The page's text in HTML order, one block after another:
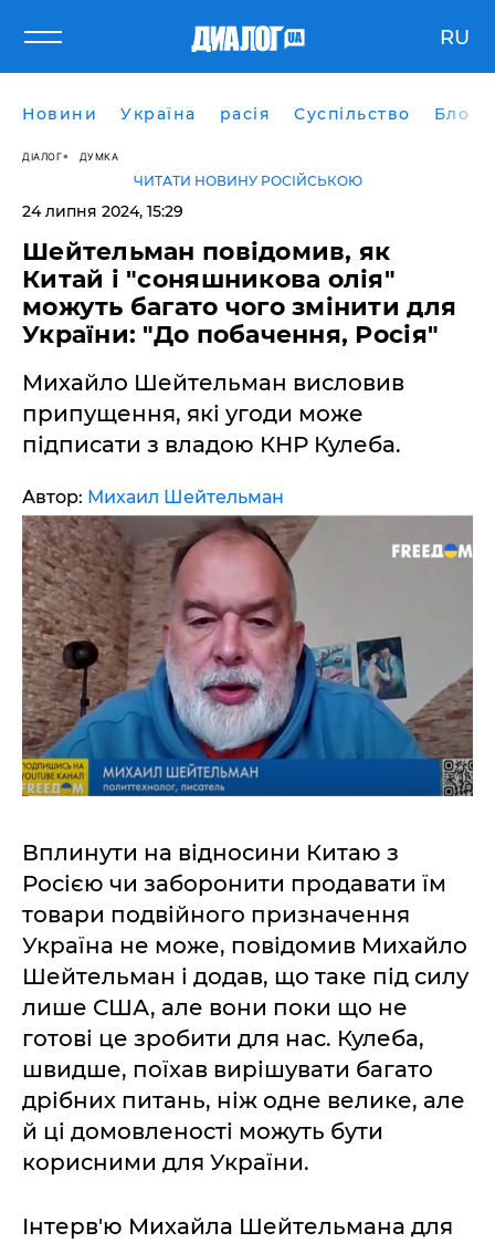
RU
Новини Україна расія Суспільство Блоги
ДІАЛОГ ДУМКА
ЧИТАТИ НОВИНУ РОСІЙСЬКОЮ
24 липня 2024, 15:29
Шейтельман повідомив, як
Китай і "соняшникова олія"
можуть багато чого змінити для
України: "До побачення, Росія"
Михайло Шейтельман висловив
припущення, які угоди може
підписати з владою КНР Кулеба.
Автор: Михаил Шейтельман
Вплинути на відносини Китаю з
Росією чи заборонити продавати їм
товари подвійного призначення
Україна не може, повідомив Михайло
Шейтельман і додав, що таке під силу
лише США, але вони поки що не
готові це зробити для нас. Кулеба,
швидше, поїхав вирішувати багато
дрібних питань, ніж одне велике, але
й ці домовленості можуть бути
корисними для України.
Інтерв'ю Михайла Шейтельмана для